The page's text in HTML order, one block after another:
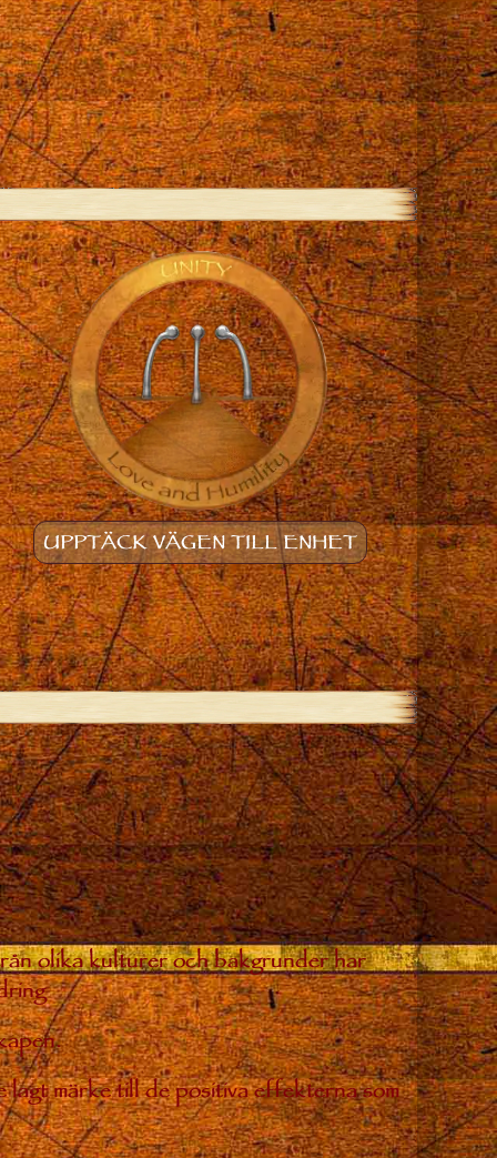
UPPTÄCK VÄGEN TILL ENHET
olika kulturer och bakgrunder har
märke till de positiva effekterna som